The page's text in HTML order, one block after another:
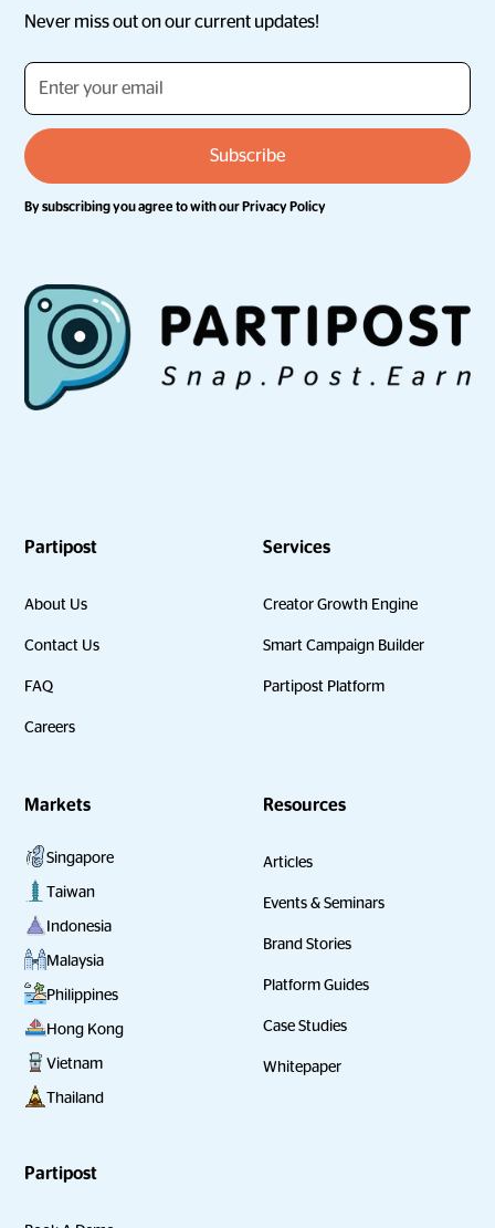
Never miss out on our current updates!
By subscribing you agree to with ourPrivacy Policy
Partipost
About Us
Contact Us
FAQ
Careers
Services
Creator Growth Engine
Smart Campaign Builder
Partipost Platform
Markets
Singapore
Taiwan
Indonesia
Malaysia
Philippines
Hong Kong
Vietnam
Thailand
Resources
Articles
Events & Seminars
Brand Stories
Platform Guides
Case Studies
Whitepaper
Partipost